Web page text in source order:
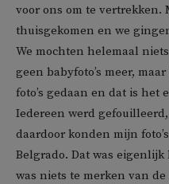
voor ons om te vertrekken.
thuisgekomen en we
We mochten helemaal
geen babyfoto’s meer,
foto’s gedaan en dat is het
Iedereen werd
daardoor konden mijn
Belgrado. Dat was
was niets te merken van